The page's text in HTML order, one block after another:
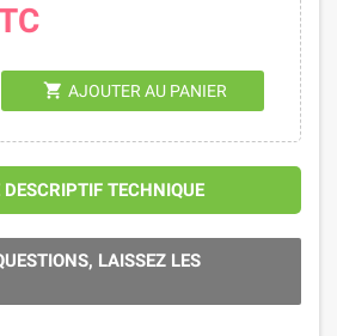
shopping_cart AJOUTER AU PANIER
TECHNIQUE
LAISSEZ LES